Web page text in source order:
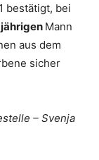
bestätigt, bei
Mann
aus dem
sicher
– Svenja